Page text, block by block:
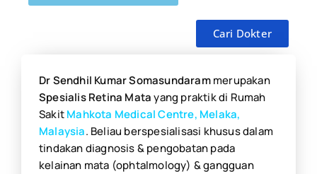
Cari Dokter
Dr Sendhil Kumar Somasundarammerupakan
Spesialis Retina Matayang praktik di Rumah
SakitMahkota Medical Centre, Melaka,
Malaysia. Beliau berspesialisasi khusus dalam
tindakan diagnosis & pengobatan pada
kelainan mata (ophtalmology) & gangguan